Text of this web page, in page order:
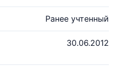
Ранее учтенный
30.06.2012